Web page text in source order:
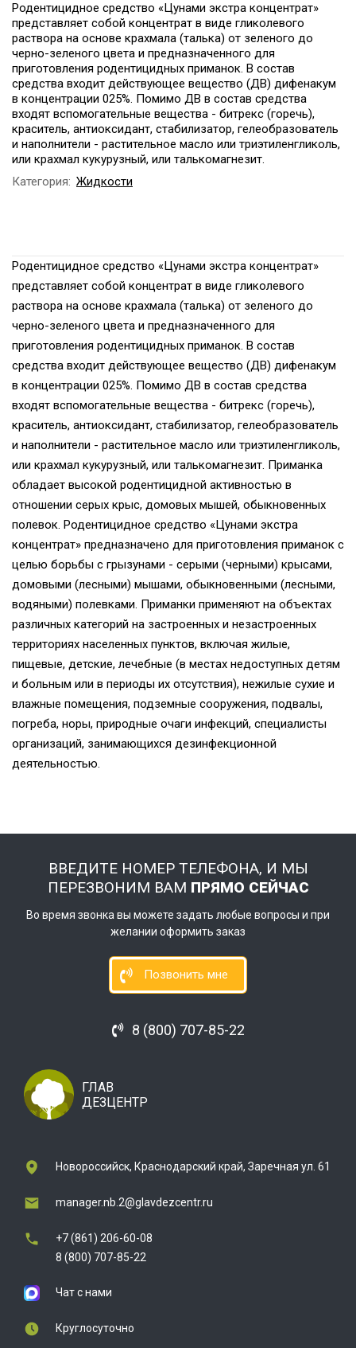
Родентицидное средство «Цунами экстра концентрат»
представляет собой концентрат в виде гликолевого
раствора на основе крахмала (талька) от зеленого до
черно-зеленого цвета и предназначенного для
приготовления родентицидных приманок. В состав
средства входит действующее вещество (ДВ) дифенакум
в концентрации 025%. Помимо ДВ в состав средства
входят вспомогательные вещества - битрекс (горечь),
краситель, антиоксидант, стабилизатор, гелеобразователь
и наполнители - растительное масло или триэтиленгликоль,
или крахмал кукурузный, или талькомагнезит.
Категория: Жидкости
Родентицидное средство «Цунами экстра концентрат»
представляет собой концентрат в виде гликолевого
раствора на основе крахмала (талька) от зеленого до
черно-зеленого цвета и предназначенного для
приготовления родентицидных приманок. В состав
средства входит действующее вещество (ДВ) дифенакум
в концентрации 025%. Помимо ДВ в состав средства
входят вспомогательные вещества - битрекс (горечь),
краситель, антиоксидант, стабилизатор, гелеобразователь
и наполнители - растительное масло или триэтиленгликоль,
или крахмал кукурузный, или талькомагнезит. Приманка
обладает высокой родентицидной активностью в
отношении серых крыс, домовых мышей, обыкновенных
полевок. Родентицидное средство «Цунами экстра
концентрат» предназначено для приготовления приманок с
целью борьбы с грызунами - серыми (черными) крысами,
домовыми (лесными) мышами, обыкновенными (лесными,
водяными) полевками. Приманки применяют на объектах
различных категорий на застроенных и незастроенных
территориях населенных пунктов, включая жилые,
пищевые, детские, лечебные (в местах недоступных детям
и больным или в периоды их отсутствия), нежилые сухие и
влажные помещения, подземные сооружения, подвалы,
погреба, норы, природные очаги инфекций, специалисты
организаций, занимающихся дезинфекционной
деятельностью.
ВВЕДИТЕ НОМЕР ТЕЛЕФОНА, И МЫ
ПЕРЕЗВОНИМ ВАМ ПРЯМО СЕЙЧАС
Во время звонка вы можете задать любые вопросы и при
желании оформить заказ
Позвонить мне
8 (800) 707-85-22
ГЛАВ
ДЕЗЦЕНТР
Новороссийск, Краснодарский край, Заречная ул. 61
manager.nb.2@glavdezcentr.ru
+7 (861) 206-60-08
8 (800) 707-85-22
Чат с нами
Круглосуточно